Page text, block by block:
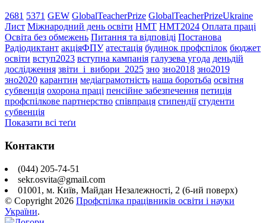
2681 5371 GEW GlobalTeacherPrize GlobalTeacherPrizeUkraine
Лист Міжнародний день освіти НМТ НМТ2024 Оплата праці
Освіта без обмежень Питання та відповіді Постанова
Радіодиктант акціяФПУ атестація будинок профспілок бюджет
освіти вступ2023 вступна кампанія галузева угода деньдій
дослідження звіти_і_вибори_2025 зно зно2018 зно2019
зно2020 карантин медіаграмотність наша боротьба освітня
субвенція охорона праці пенсійне забезпечення петиція
профспілкове партнерство співпраця стипендії студенти
субвенція
Показати всі теґи
Контакти
(044) 205-74-51
sekr.osvita@gmail.com
01001, м. Київ, Майдан Незалежності, 2 (6-ий поверх)
© Copyright 2026 Профспілка працівників освіти і науки
України.